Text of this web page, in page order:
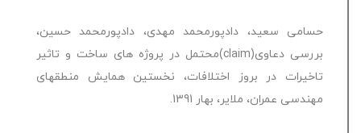
حسامی سعید، دادپورمحمد مهدی، دادپورمحمد حسین،
بررسی دعاوی(claim)محتمل در پروژه های ساخت و تاثیر
تاخیرات در بروز اختلافات، نخستین همایش منطقه‏ای‏
مهندسی عمران، ملایر، بهار 1391.